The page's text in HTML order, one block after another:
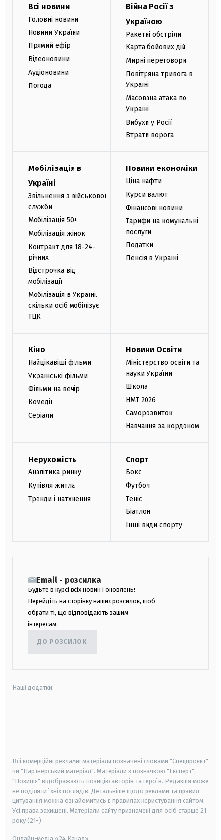
Всі новини
Головні новини
Новини України
Прямий ефір
Відеоновини
Аудіоновини
Погода
Війна Росії з
Україною
Ракетні обстріли
Карта бойових дій
Мирні переговори
Повітряна тривога в
Україні
Масована атака по
Україні
Вибухи у Росії
Втрати ворога
Мобілізація в
Україні
Звільнення з військової
служби
Мобілізація 50+
Мобілізація жінок
Контракт для 18-24-
річних
Відстрочка від
мобілізації
Мобілізація в Україні:
скільки осіб мобілізує
ТЦК
Новини економіки
Ціна нафти
Курси валют
Фінансові новини
Тарифи на комунальні
послуги
Податки
Пенсія в Україні
Кіно
Найцікавіші фільми
Українські фільми
Фільми на вечір
Комедії
Серіали
Новини Освіти
Міністерство освіти та
науки України
Школа
НМТ 2026
Саморозвиток
Навчання за кордоном
Нерухомість
Аналітика ринку
Купівля житла
Тренди і натхнення
Спорт
Бокс
Футбол
Теніс
Біатлон
Інші види спорту
Email - розсилка
Будьте в курсі всіх новин і оновлень!
Перейдіть на сторінку наших розсилок, щоб
обрати ті, що відповідають вашим
інтересам.
ДО РОЗСИЛОК
Наші додатки:
Всі комерційні рекламні матеріали позначені словами "Спецпроєкт"
чи "Партнерський матеріал". Матеріали з позначкою "Експерт",
"Позиція" відображають позицію авторів та героїв. Редакція може
не поділяти їхніх поглядів. Детальніше щодо реклами та правил
цитування можна ознайомитись в правилах користування сайтом.
Усі права захищені. Матеріали сайту призначені для осіб старше 21
року (21+)
Онлайн-медіа «24 Канал»